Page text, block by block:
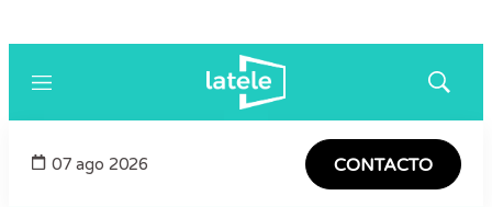
Menú
Mostrar
07 ago 2026 CONTACTO